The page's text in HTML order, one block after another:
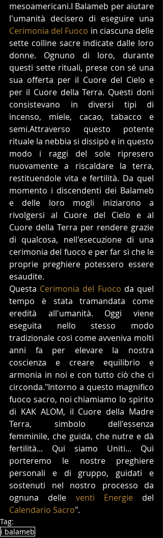
mesoamericani.I Balameb per aiutare
Cerimonia del Fuoco in ciascuna delle
sette colline sacre indicate dalle loro
donne. Ognuno di loro, durante
questi sette rituali, prese con sé una
sua offerta per il Cuore del Cielo e
per il Cuore della Terra. Questi doni
consistevano in diversi tipi di
incenso, miele, cacao, tabacco e
semi.Attraverso questo potente
rituale la nebbia si dissipò e in questo
modo i raggi del sole ripresero
nuovamente a riscaldare la terra,
restituendole vita e fertilità. Da quel
momento i discendenti dei Balameb
e delle loro mogli iniziarono a
rivolgersi al Cuore del Cielo e al
Cuore della Terra per rendere grazie
di qualcosa, nell'esecuzione di una
cerimonia del fuoco e per far sì che le
proprie preghiere potessero essere
esaudite.
Questa Cerimonia del Fuoco da quel
tempo è stata tramandata come
eredità all'umanità. Oggi viene
eseguita nello stesso modo
tradizionale così come avveniva molti
anni fa per elevare la nostra
coscienza e creare equilibrio e
armonia in noi e con tutto ciò che ci
circonda."Intorno a questo magnifico
fuoco sacro, noi chiamiamo lo spirito
di KAK ALOM, il Cuore della Madre
Terra, simbolo dell'essenza
femminile, che guida, che nutre e dà
fertilità... Qui siamo Uniti... Qui
porteremo le nostre preghiere
personali e di gruppo, guidati e
sostenuti nel nostro processo da
ognuna delle venti Energie
Calendario Sacro".
Tag:
i balameb